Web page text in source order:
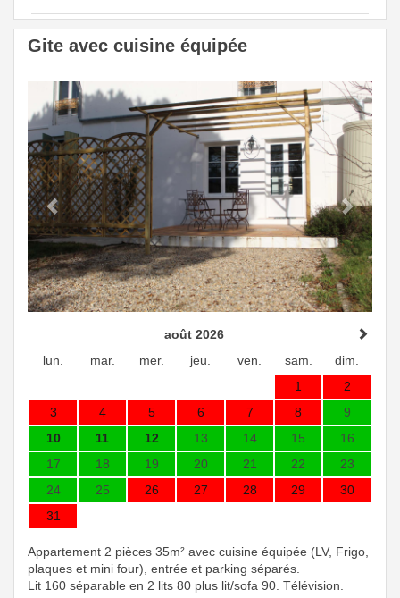
Gite avec cuisine équipée
Previous Next
août 2026
lun.
mar. mer. jeu. ven. sam.
dim.
1
2
3
4 5 6 7 8
9
10
11 12 13 14 15
16
17
18 19 20 21 22
23
24
25 26 27 28 29
30
31
Appartement 2 pièces 35m² avec cuisine équipée (LV, Frigo,
plaques et mini four), entrée et parking séparés.
Lit 160 séparable en 2 lits 80 plus lit/sofa 90. Télévision.